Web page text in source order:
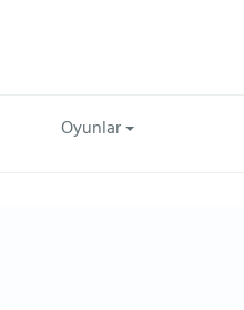
Oyunlar